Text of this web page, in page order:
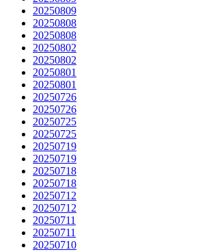
20250809
20250808
20250808
20250802
20250802
20250801
20250801
20250726
20250726
20250725
20250725
20250719
20250719
20250718
20250718
20250712
20250712
20250711
20250711
20250710